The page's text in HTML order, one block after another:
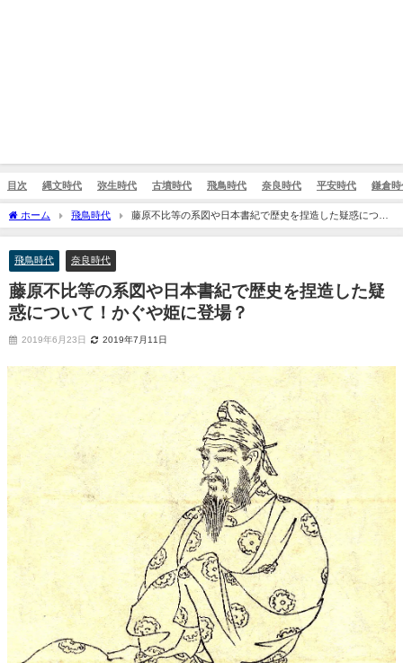
目次 縄文時代 弥生時代 古墳時代 飛鳥時代 奈良時代 平安時代 鎌倉時
ホーム 飛鳥時代
藤原不比等の系図や日本書紀で歴史を捏造した疑惑につい
て！かぐや姫に登場？
飛鳥時代 奈良時代
藤原不比等の系図や日本書紀で歴史を捏造した疑
惑について！かぐや姫に登場？
2019年6月23日 2019年7月11日